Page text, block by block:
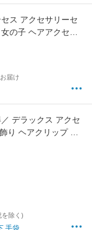
ス アクセサリーセ
の子 ヘアアクセサ
日 児童の日プレゼ
もちゃセット ヘア
キッズ ヘアアクセサ
届け
デラックス アクセ
り ヘアクリップ ヘ
子供用 誕生日 クリ
気 ヘアアクセ ギフ
小学生 幼児 ベビー
を除く)